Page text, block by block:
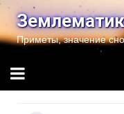
Перейти
содержимому
Приметы, значение